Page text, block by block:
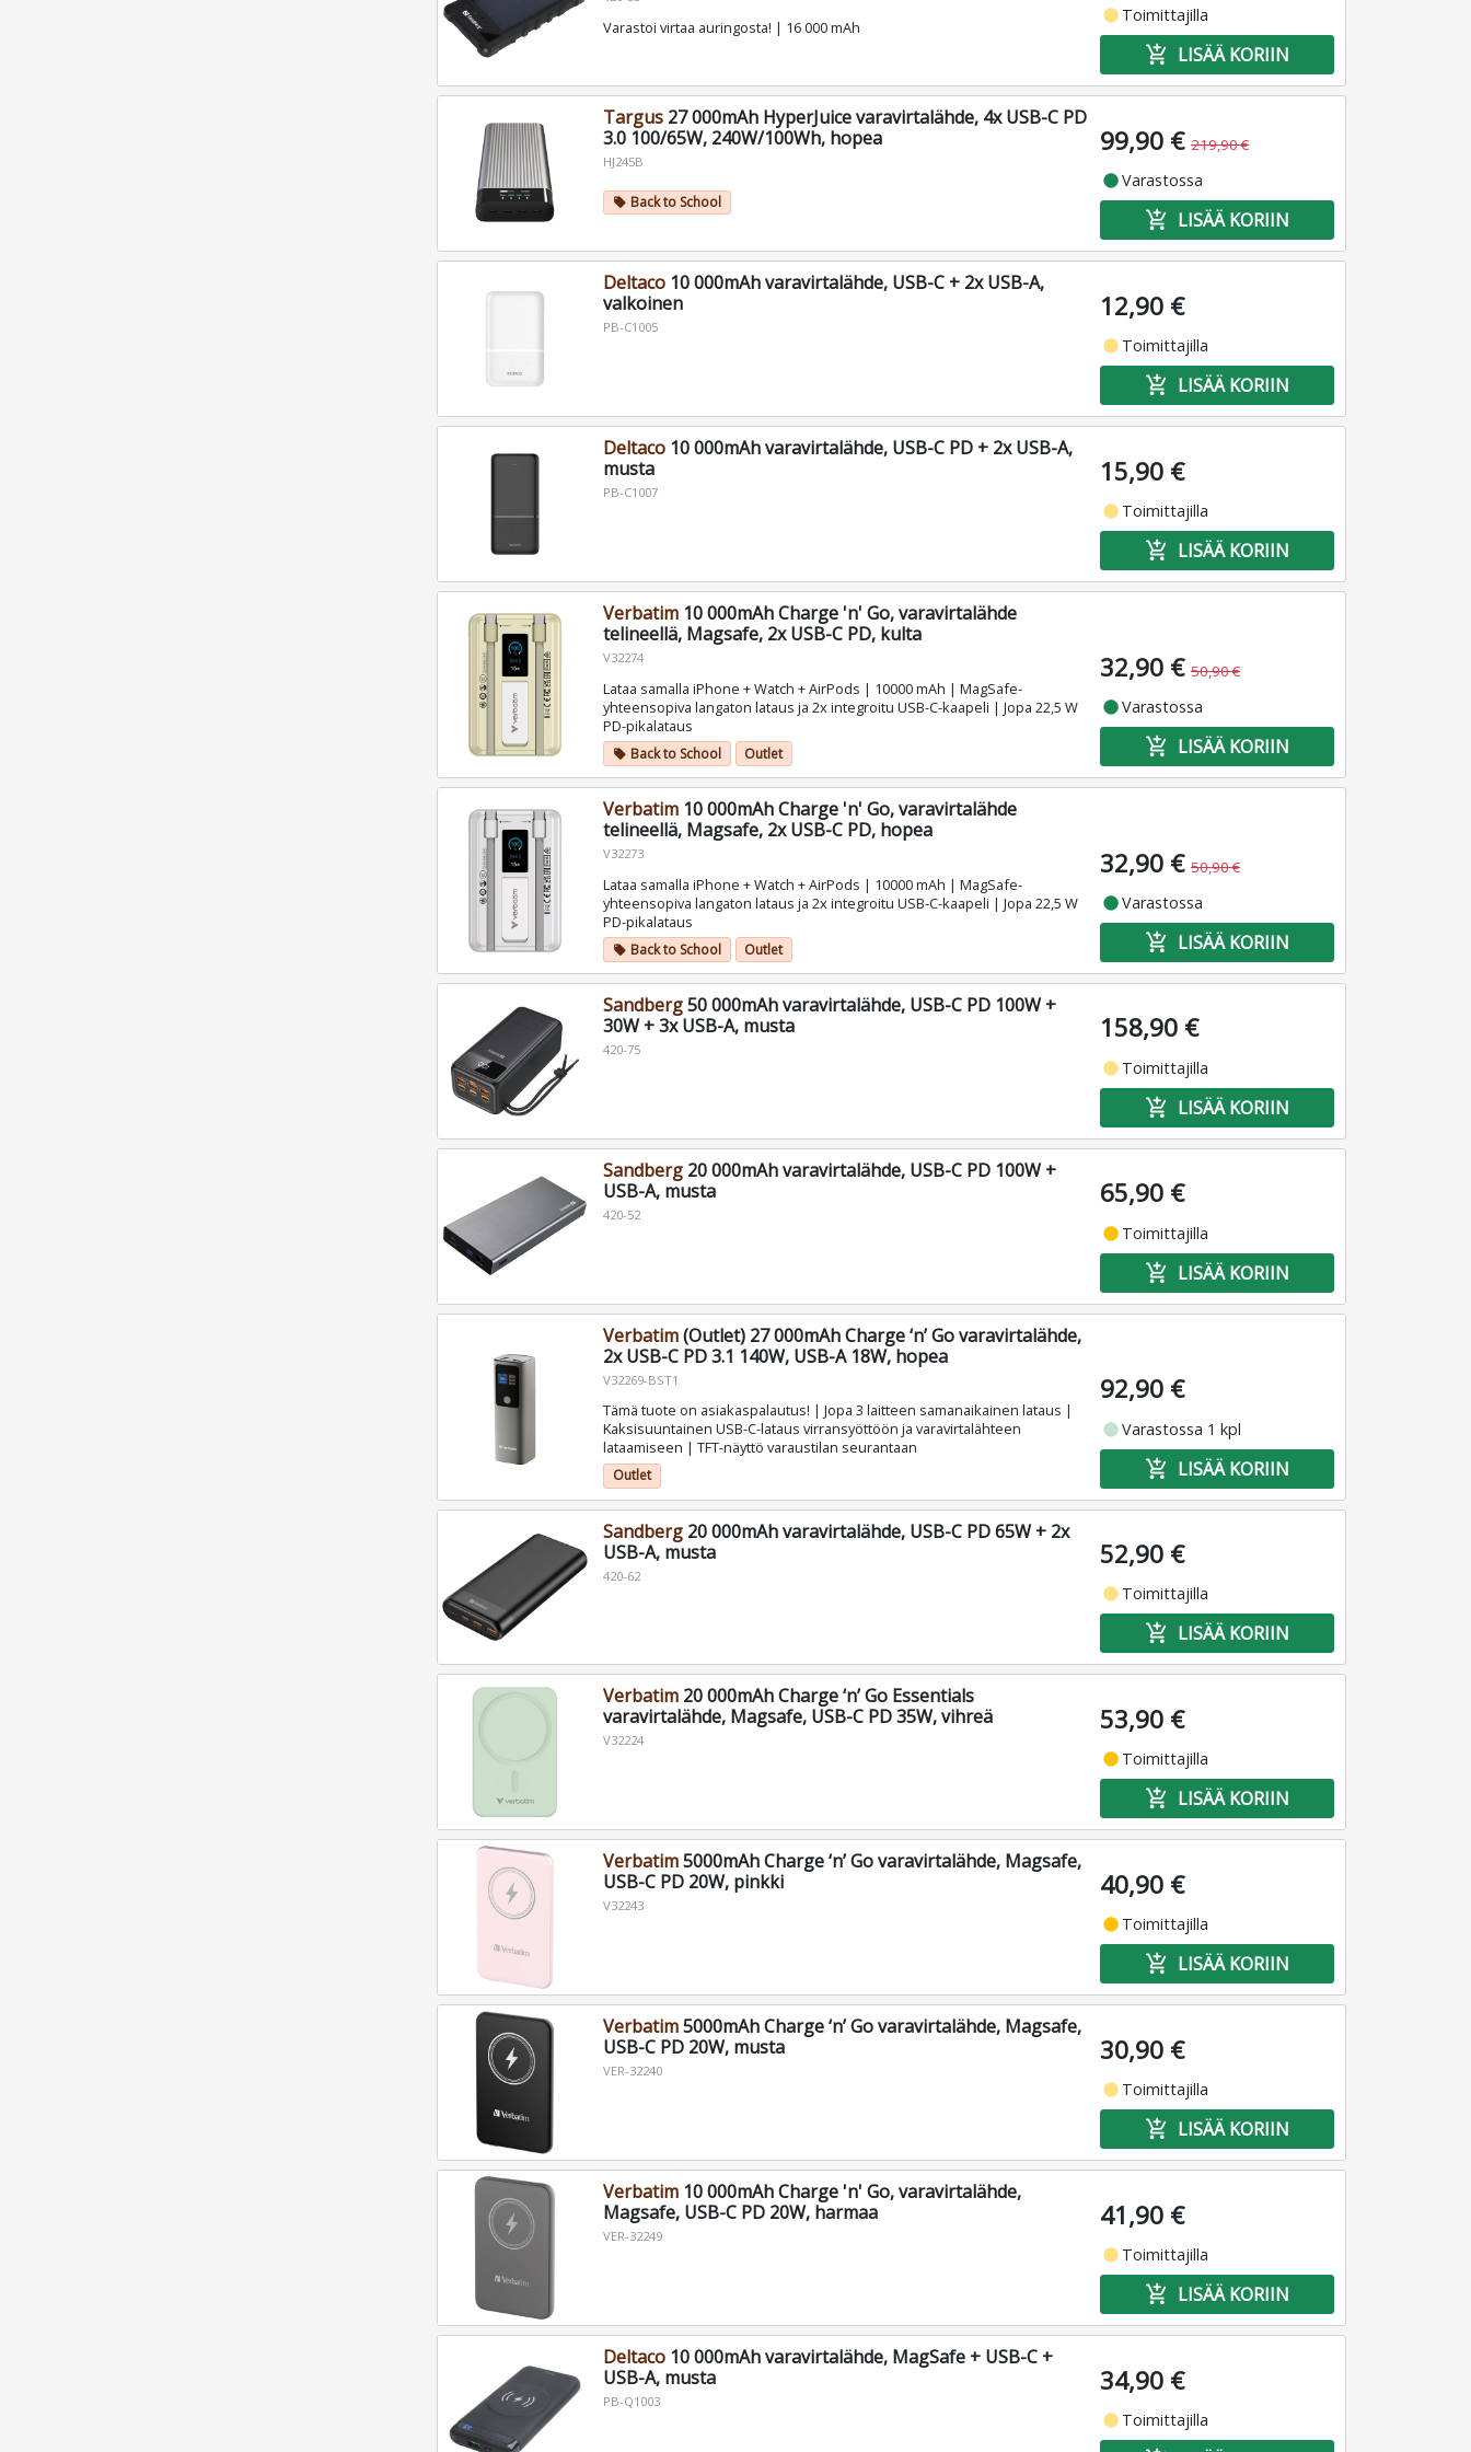
Varastoi virtaa auringosta! | 16 000 mAh
fiber_manual_record Toimittajilla
add_shopping_cart LISÄÄ KORIIN
Targus27 000mAh HyperJuice varavirtalähde, 4x USB-C PD
3.0 100/65W, 240W/100Wh, hopea
HJ245B
local_offer Back to School
99,90 € 219,90 €
fiber_manual_recordVarastossa
add_shopping_cart LISÄÄ KORIIN
Deltaco10 000mAh varavirtalähde, USB-C + 2x USB-A,
valkoinen
PB-C1005
12,90 €
fiber_manual_record Toimittajilla
add_shopping_cart LISÄÄ KORIIN
Deltaco10 000mAh varavirtalähde, USB-C PD + 2x USB-A,
musta
PB-C1007
15,90 €
fiber_manual_record Toimittajilla
add_shopping_cart LISÄÄ KORIIN
Verbatim10 000mAh Charge 'n' Go, varavirtalähde
telineellä, Magsafe, 2x USB-C PD, kulta
V32274
Lataa samalla iPhone + Watch + AirPods | 10000 mAh | MagSafe-
yhteensopiva langaton lataus ja 2x integroitu USB-C-kaapeli | Jopa 22,5 W
PD-pikalataus
local_offer Back to School Outlet
32,90 € 50,90 €
fiber_manual_recordVarastossa
add_shopping_cart LISÄÄ KORIIN
Verbatim10 000mAh Charge 'n' Go, varavirtalähde
telineellä, Magsafe, 2x USB-C PD, hopea
V32273
Lataa samalla iPhone + Watch + AirPods | 10000 mAh | MagSafe-
yhteensopiva langaton lataus ja 2x integroitu USB-C-kaapeli | Jopa 22,5 W
PD-pikalataus
local_offer Back to School Outlet
32,90 € 50,90 €
fiber_manual_recordVarastossa
add_shopping_cart LISÄÄ KORIIN
Sandberg50 000mAh varavirtalähde, USB-C PD 100W +
30W + 3x USB-A, musta
420-75
158,90 €
fiber_manual_record Toimittajilla
add_shopping_cart LISÄÄ KORIIN
Sandberg20 000mAh varavirtalähde, USB-C PD 100W +
USB-A, musta
420-52
65,90 €
fiber_manual_record Toimittajilla
add_shopping_cart LISÄÄ KORIIN
Verbatim(Outlet) 27 000mAh Charge ‘n’ Go varavirtalähde,
2x USB-C PD 3.1 140W, USB-A 18W, hopea
V32269-BST1
Tämä tuote on asiakaspalautus! | Jopa 3 laitteen samanaikainen lataus |
Kaksisuuntainen USB-C-lataus virransyöttöön ja varavirtalähteen
lataamiseen | TFT-näyttö varaustilan seurantaan
Outlet
92,90 €
fiber_manual_recordVarastossa 1 kpl
add_shopping_cart LISÄÄ KORIIN
Sandberg20 000mAh varavirtalähde, USB-C PD 65W + 2x
USB-A, musta
420-62
52,90 €
fiber_manual_record Toimittajilla
add_shopping_cart LISÄÄ KORIIN
Verbatim20 000mAh Charge ‘n’ Go Essentials
varavirtalähde, Magsafe, USB-C PD 35W, vihreä
V32224
53,90 €
fiber_manual_record Toimittajilla
add_shopping_cart LISÄÄ KORIIN
Verbatim5000mAh Charge ‘n’ Go varavirtalähde, Magsafe,
USB-C PD 20W, pinkki
V32243
40,90 €
fiber_manual_record Toimittajilla
add_shopping_cart LISÄÄ KORIIN
Verbatim5000mAh Charge ‘n’ Go varavirtalähde, Magsafe,
USB-C PD 20W, musta
VER-32240
30,90 €
fiber_manual_record Toimittajilla
add_shopping_cart LISÄÄ KORIIN
Verbatim10 000mAh Charge 'n' Go, varavirtalähde,
Magsafe, USB-C PD 20W, harmaa
VER-32249
41,90 €
fiber_manual_record Toimittajilla
add_shopping_cart LISÄÄ KORIIN
Deltaco10 000mAh varavirtalähde, MagSafe + USB-C +
USB-A, musta
PB-Q1003
34,90 €
fiber_manual_record Toimittajilla